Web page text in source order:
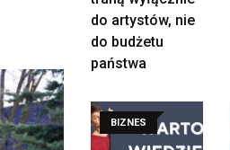
do artystów, nie
do budżetu
państwa
BIZNES